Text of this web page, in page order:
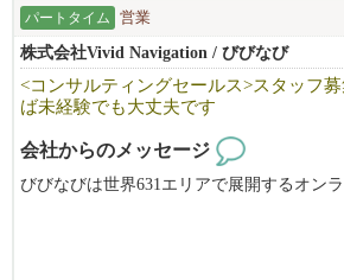
えてくださる方を募集しています！
様々な業種の方にお話を聞きに行くので幅
日本だけでなくアメリカにも本社があるた
ルスでの海外担当部署の研修制度も完備！
パートタイム 営業
株式会社Vivid Navigation / びびなび
<コンサルティングセールス>スタッフ
ば未経験でも大丈夫です
会社からのメッセージ
びびなびは世界631エリアで展開するオン